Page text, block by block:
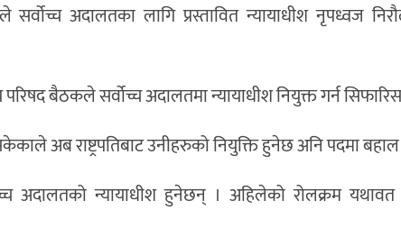
अदालतका लागि प्रस्तावित न्यायाधीश नृपध्वज
बैठकले सर्वोच्च अदालतमा न्यायाधीश नियुक्त गर्न
अब राष्ट्रपतिबाट उनीहरुको नियुक्ति हुनेछ अनि पदमा
अदालतको न्यायाधीश हुनेछन् । अहिलेको रोलक्रम